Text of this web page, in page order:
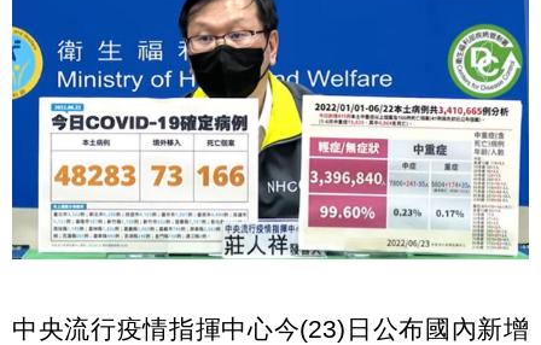
中央流行疫情指揮中心今(23)日公布國內新增